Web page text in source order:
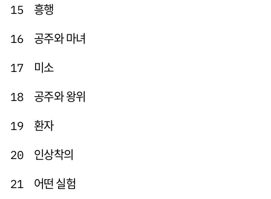
15 흥행
16 공주와 마녀
17 미소
18 공주와 왕위
19 환자
20 인상착의
21 어떤 실험